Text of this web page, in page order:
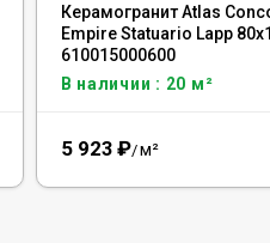
Керамогранит Atlas
Empire Statuario Lapp
610015000600
В наличии : 20 м²
5 923 ₽/м²